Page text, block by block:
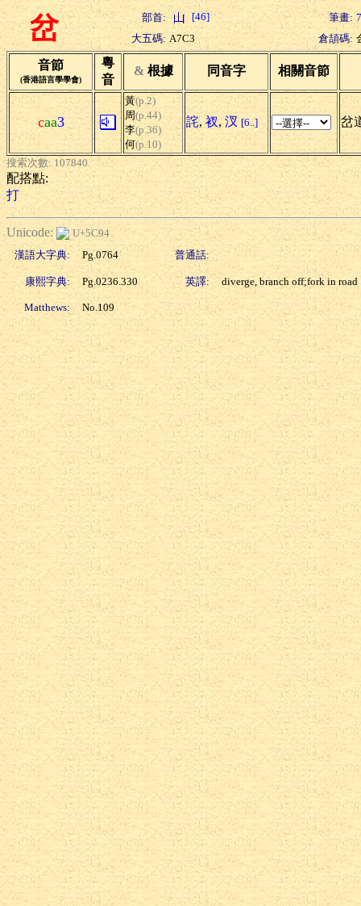
岔 部首: [46] 筆畫: 7
大五碼: A7C3 倉頡碼:
音節
(香港語言學學會)
粵
音
& 根據 同音字 相關音節
caa3
黃(p.2)
周(p.44)
李(p.36)
何(p.10)
詫, 衩, 汊 [6..] 岔
搜索次數: 107840
配搭點:
打
Unicode:
U+5C94
漢語大字典:
Pg.0764 普通話:
康熙字典: Pg.0236.330 英譯: diverge, branch off;fork in road
Matthews: No.109